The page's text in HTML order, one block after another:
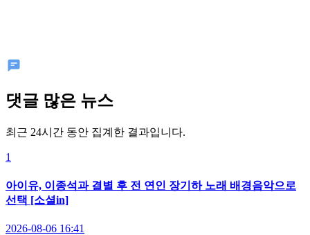
댓글 많은 뉴스
최근 24시간 동안 집계한 결과입니다.
1
아이유, 이종석과 결별 후 전 연인 장기하 노래 배경음악으로
선택 [소셜in]
2026-08-06 16:41